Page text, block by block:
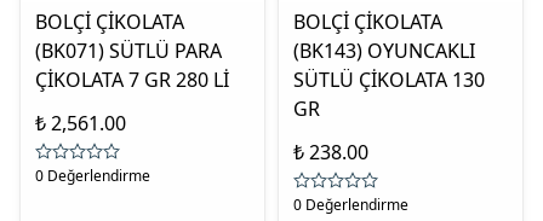
BOLÇİ ÇİKOLATA
(BK071) SÜTLÜ PARA
ÇİKOLATA 7 GR 280 Lİ
₺ 2,561.00
0 Değerlendirme
BOLÇİ ÇİKOLATA
(BK143) OYUNCAKLI
SÜTLÜ ÇİKOLATA 130
GR
₺ 238.00
0 Değerlendirme